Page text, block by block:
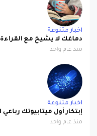
اخبار متنوعة
دماغك لا يشيخ مع القراءة
منذ عام واحد
اخبار متنوعة
إبتكار أول ميتابيوتك
منذ عام واحد